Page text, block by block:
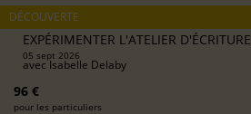
DÉCOUVERTE
EXPÉRIMENTER L'ATELIER D'ÉCRITURE
05 sept 2026
avecIsabelle Delaby
96 €
pour les particuliers